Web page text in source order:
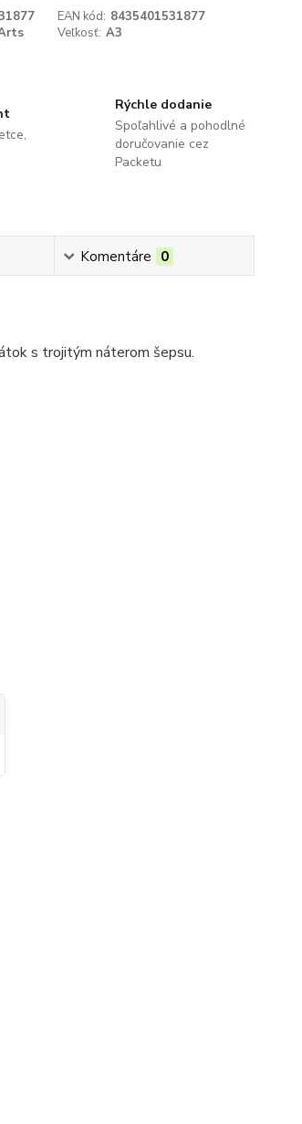
EAN kód: 8435401531877
Veľkosť: A3
Rýchle dodanie
Spoľahlivé a pohodlné
doručovanie cez
Packetu
Komentáre 0
s trojitým náterom šepsu.